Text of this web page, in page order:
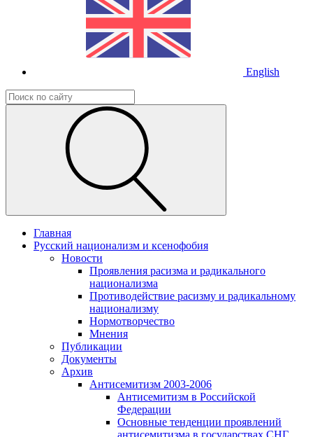
English
Главная
Русский национализм и ксенофобия
Новости
Проявления расизма и радикального
национализма
Противодействие расизму и радикальному
национализму
Нормотворчество
Мнения
Публикации
Документы
Архив
Антисемитизм 2003-2006
Антисемитизм в Российской
Федерации
Основные тенденции проявлений
антисемитизма в государствах СНГ